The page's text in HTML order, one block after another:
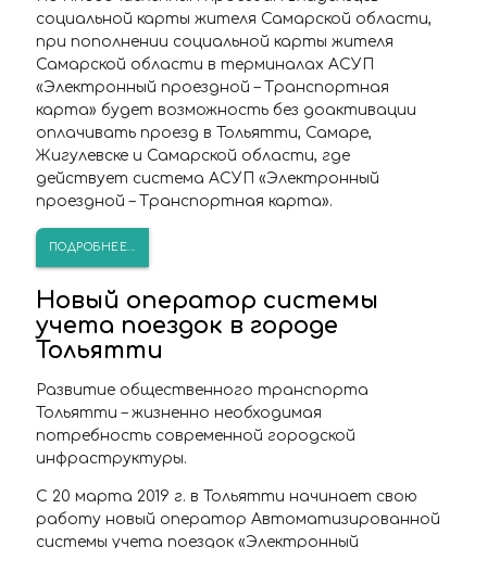
социальной карты жителя Самарской области,
при пополнении социальной карты жителя
Самарской области в терминалах АСУП
«Электронный проездной – Транспортная
карта» будет возможность без доактивации
оплачивать проезд в Тольятти, Самаре,
Жигулевске и Самарской области, где
действует система АСУП «Электронный
проездной – Транспортная карта».
ПОДРОБНЕЕ...
Новый оператор системы
учета поездок в городе
Тольятти
Развитие общественного транспорта
Тольятти – жизненно необходимая
потребность современной городской
инфраструктуры.
С 20 марта 2019 г. в Тольятти начинает свою
работу новый оператор Автоматизированной
системы учета поездок «Электронный